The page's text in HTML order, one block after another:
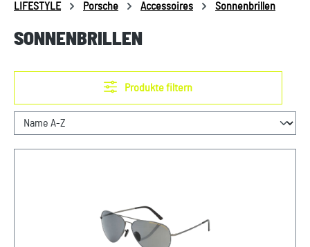
LIFESTYLE Porsche Accessoires Sonnenbrillen
SONNENBRILLEN
Produkte filtern